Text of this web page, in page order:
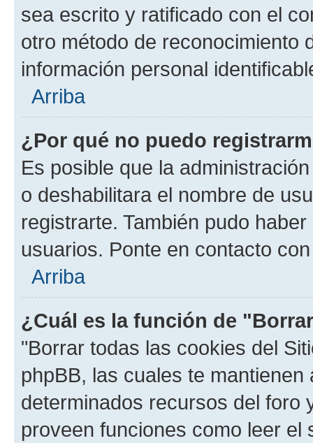
sea escrito y ratificado con el
otro método de reconocimiento
información personal
Arriba
¿Por qué no puedo
Es posible que la
o deshabilitara el nombre de
registrarte. También pudo
usuarios. Ponte en contacto
Arriba
¿Cuál es la función de
"Borrar todas las cookies del
phpBB, las cuales te
determinados recursos del foro
proveen funciones como leer el